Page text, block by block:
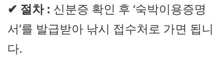
✔ 절차 : 신분증 확인 후 ‘숙박이용증명
서’를 발급받아 낚시 접수처로 가면 됩니
다.